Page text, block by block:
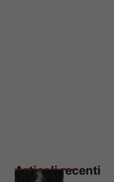
Articoli recenti